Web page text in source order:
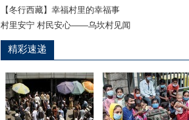
【冬行西藏】幸福村里的幸福事
村里安宁 村民安心——乌坎村见闻
精彩速递